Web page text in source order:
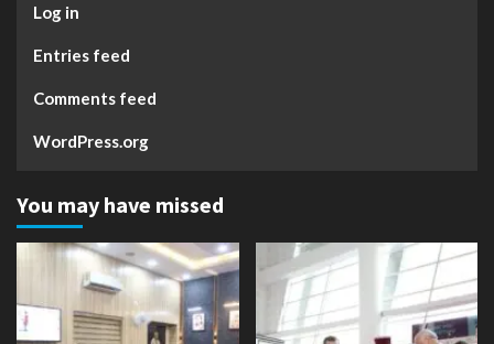
Log in
Entries feed
Comments feed
WordPress.org
You may have missed